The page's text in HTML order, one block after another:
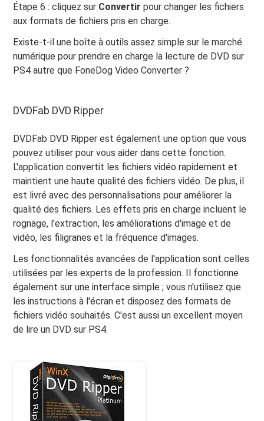
Étape 6 : cliquez sur Convertir pour changer les fichiers
aux formats de fichiers pris en charge.
Existe-t-il une boîte à outils assez simple sur le marché
numérique pour prendre en charge la lecture de DVD sur
PS4 autre que FoneDog Video Converter ?
DVDFab DVD Ripper
DVDFab DVD Ripper est également une option que vous
pouvez utiliser pour vous aider dans cette fonction.
L'application convertit les fichiers vidéo rapidement et
maintient une haute qualité des fichiers vidéo. De plus, il
est livré avec des personnalisations pour améliorer la
qualité des fichiers. Les effets pris en charge incluent le
rognage, l'extraction, les améliorations d'image et de
vidéo, les filigranes et la fréquence d'images.
Les fonctionnalités avancées de l'application sont celles
utilisées par les experts de la profession. Il fonctionne
également sur une interface simple ; vous n'utilisez que
les instructions à l'écran et disposez des formats de
fichiers vidéo souhaités. C'est aussi un excellent moyen
de lire un DVD sur PS4.